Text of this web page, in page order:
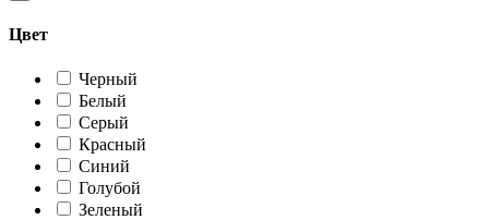
Цвет
Черный
Белый
Серый
Красный
Синий
Голубой
Зеленый